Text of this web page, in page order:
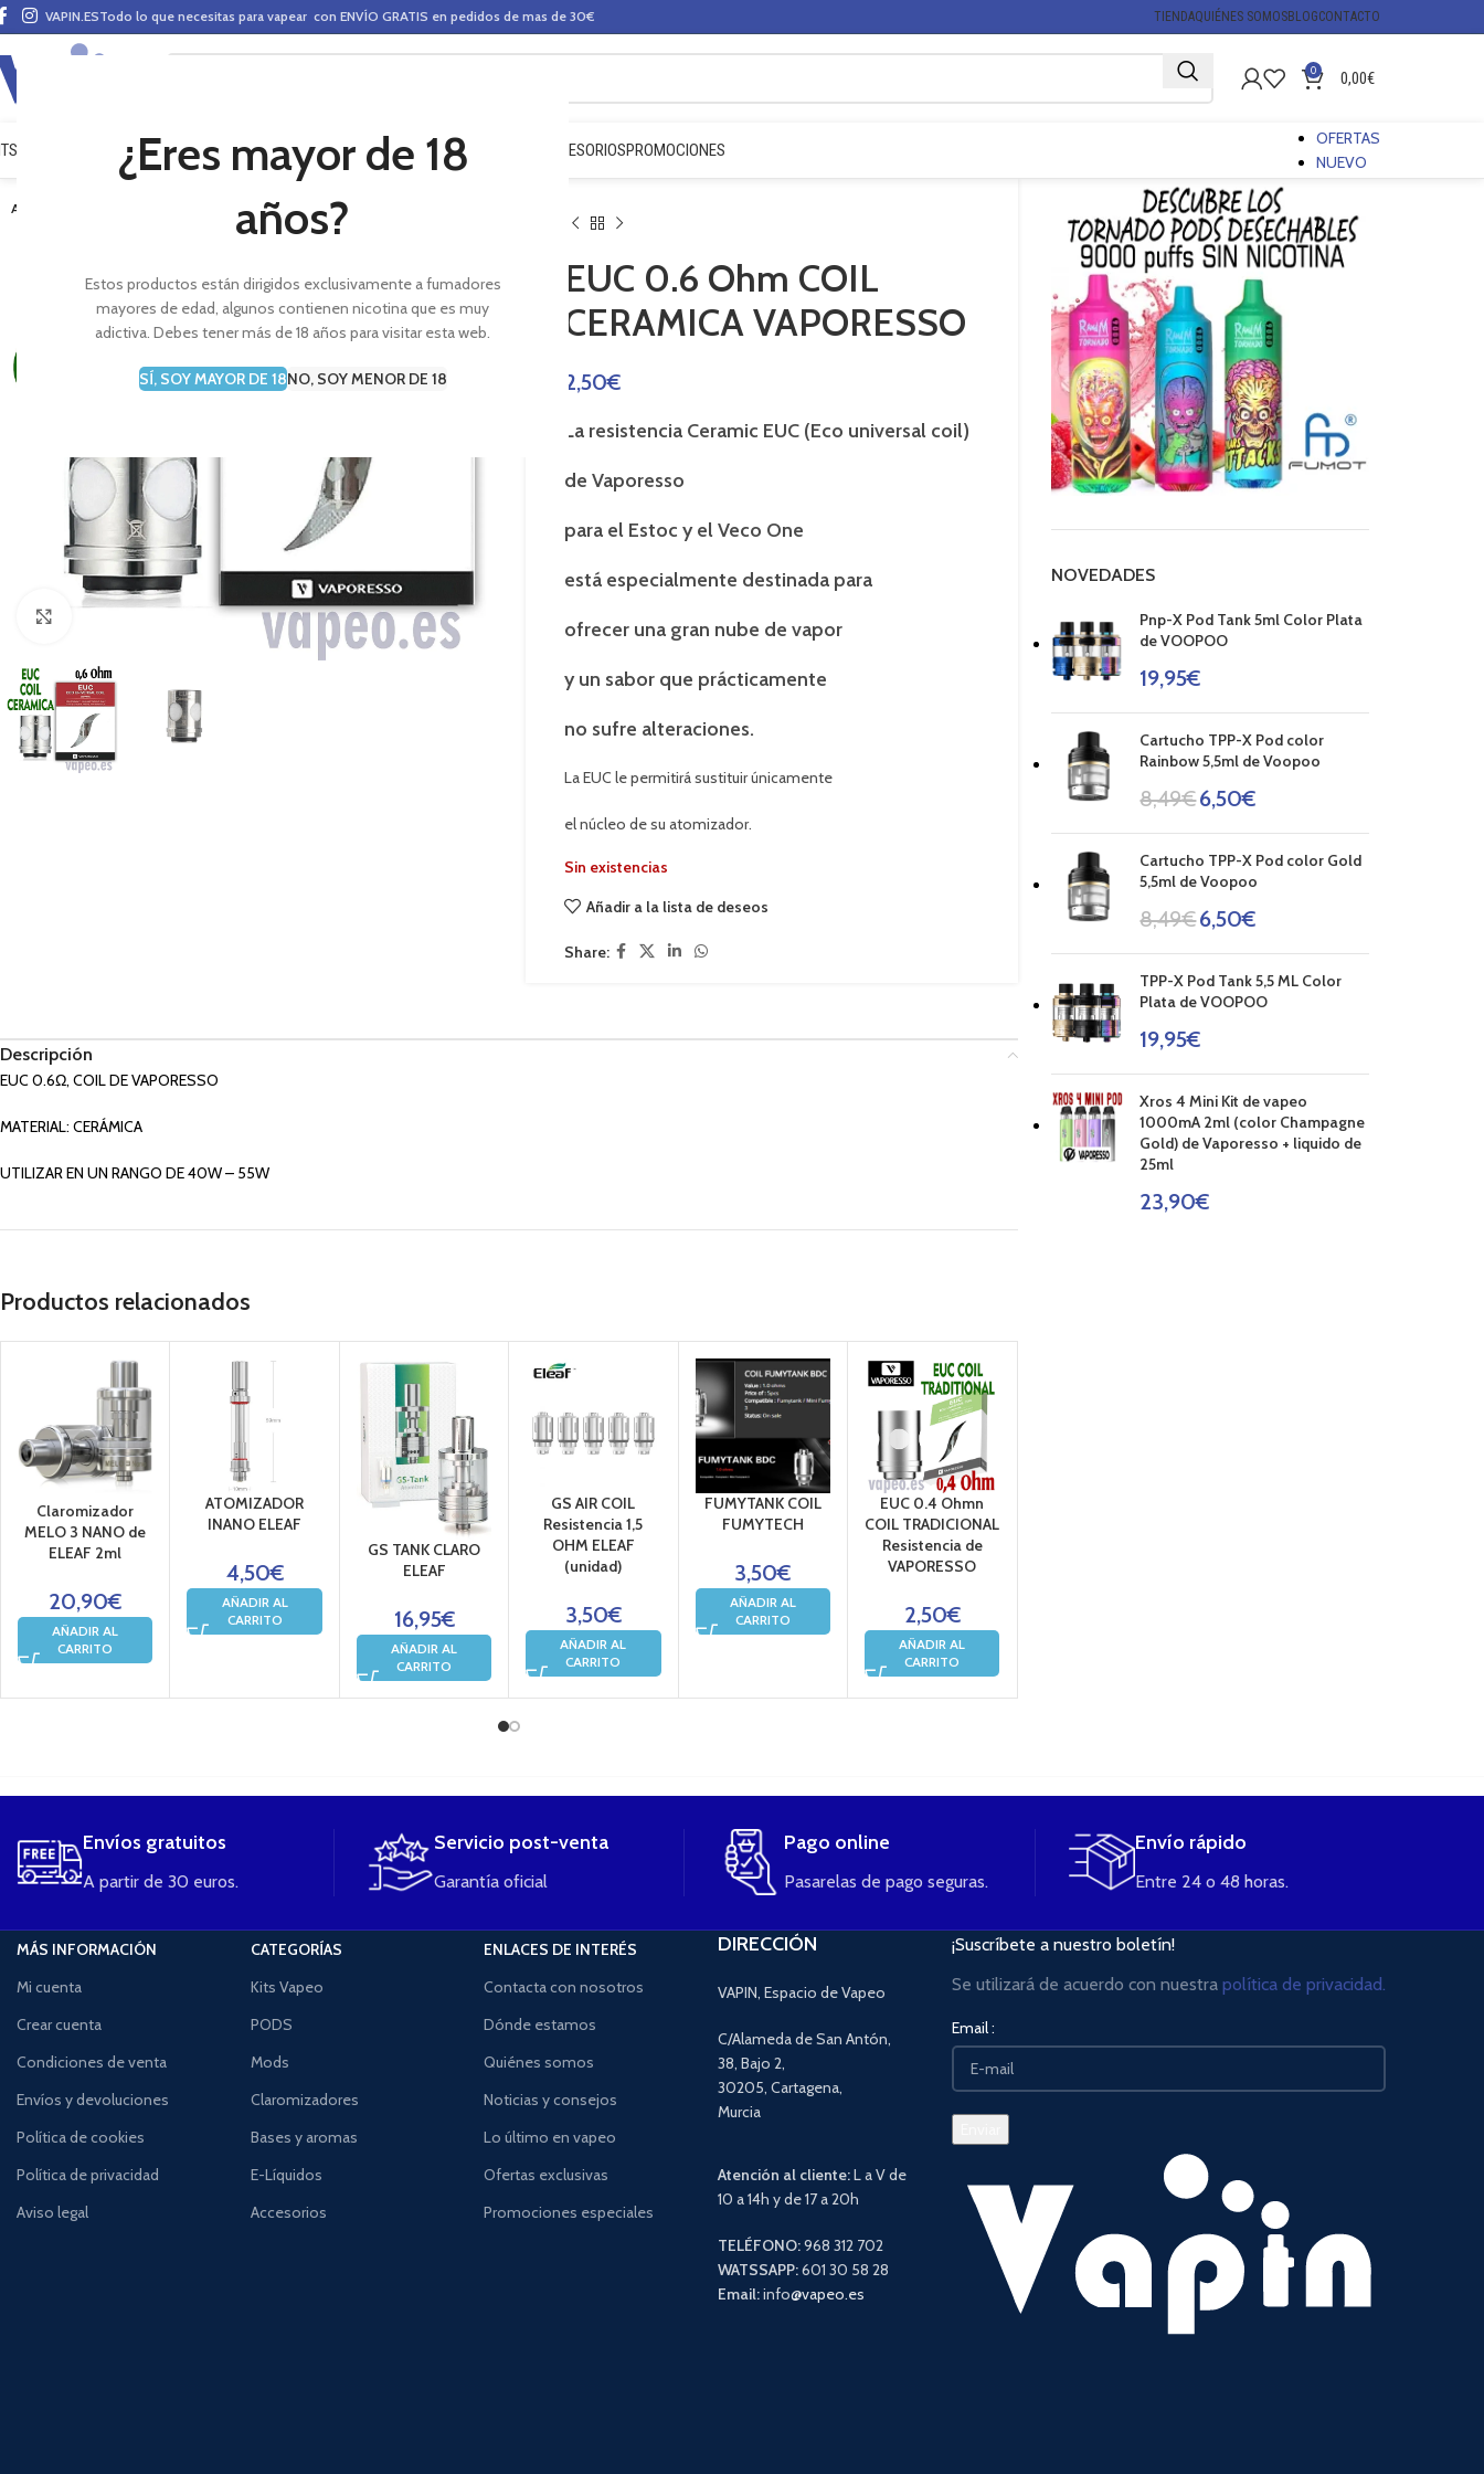
¿Eres mayor de 18
años?
Estos productos están dirigidos exclusivamente a fumadores
mayores de edad, algunos contienen nicotina que es muy
adictiva. Debes tener más de 18 años para visitar esta web.
SÍ, SOY MAYOR DE 18NO, SOY MENOR DE 18
VAPIN.ESTodo lo que necesitas para vapear con ENVÍO GRATIS en pedidos de mas de 30€ TIENDAQUIÉNES SOMOSBLOGCONTACTO
0 0,00€
VAPEO MODS CLAROMIZADORES BASES Y AROMAS (ALQUIMIA) ACCESORIOSPROMOCIONES
OFERTAS
NUEVO
AGOTADO
Haga Click para agrandar
EUC 0.6 Ohm COIL
CERAMICA VAPORESSO
2,50€
La resistencia Ceramic EUC (Eco universal coil)
de Vaporesso
para el Estoc y el Veco One
está especialmente destinada para
ofrecer una gran nube de vapor
y un sabor que prácticamente
no sufre alteraciones.
La EUC le permitirá sustituir únicamente
el núcleo de su atomizador.
Sin existencias
Añadir a la lista de deseos
Share:
Descripción
EUC 0.6Ω, COIL DE VAPORESSO
MATERIAL: CERÁMICA
UTILIZAR EN UN RANGO DE 40W – 55W
Productos relacionados
Claromizador
MELO 3 NANO de
ELEAF 2ml
20,90€
AÑADIR AL
CARRITO
ATOMIZADOR
INANO ELEAF
4,50€
AÑADIR AL
CARRITO
GS TANK CLARO
ELEAF
16,95€
AÑADIR AL
CARRITO
GS AIR COIL
Resistencia 1,5
OHM ELEAF
(unidad)
3,50€
AÑADIR AL
CARRITO
FUMYTANK COIL
FUMYTECH
3,50€
AÑADIR AL
CARRITO
EUC 0.4 Ohmn
COIL TRADICIONAL
Resistencia de
VAPORESSO
2,50€
AÑADIR AL
CARRITO
NOVEDADES
Pnp-X Pod Tank 5ml Color Plata
de VOOPOO
19,95€
Cartucho TPP-X Pod color
Rainbow 5,5ml de Voopoo
8,49€6,50€
Cartucho TPP-X Pod color Gold
5,5ml de Voopoo
8,49€6,50€
TPP-X Pod Tank 5,5 ML Color
Plata de VOOPOO
19,95€
Xros 4 Mini Kit de vapeo
1000mA 2ml (color Champagne
Gold) de Vaporesso + liquido de
25ml
23,90€
Envíos gratuitos
A partir de 30 euros.
Servicio post-venta
Garantía oficial
Pago online
Pasarelas de pago seguras.
Envío rápido
Entre 24 o 48 horas.
MÁS INFORMACIÓN
Mi cuenta
Crear cuenta
Condiciones de venta
Envíos y devoluciones
Política de cookies
Política de privacidad
Aviso legal
CATEGORÍAS
Kits Vapeo
PODS
Mods
Claromizadores
Bases y aromas
E-Líquidos
Accesorios
ENLACES DE INTERÉS
Contacta con nosotros
Dónde estamos
Quiénes somos
Noticias y consejos
Lo último en vapeo
Ofertas exclusivas
Promociones especiales
DIRECCIÓN
VAPIN, Espacio de Vapeo
C/Alameda de San Antón,
38, Bajo 2,
30205, Cartagena,
Murcia
Atención al cliente:L a V de
10 a 14h y de 17 a 20h
TELÉFONO:968 312 702
WATSSAPP:601 30 58 28
Email:info@vapeo.es
¡Suscríbete a nuestro boletín!
Se utilizará de acuerdo con nuestra política de privacidad.
Email :